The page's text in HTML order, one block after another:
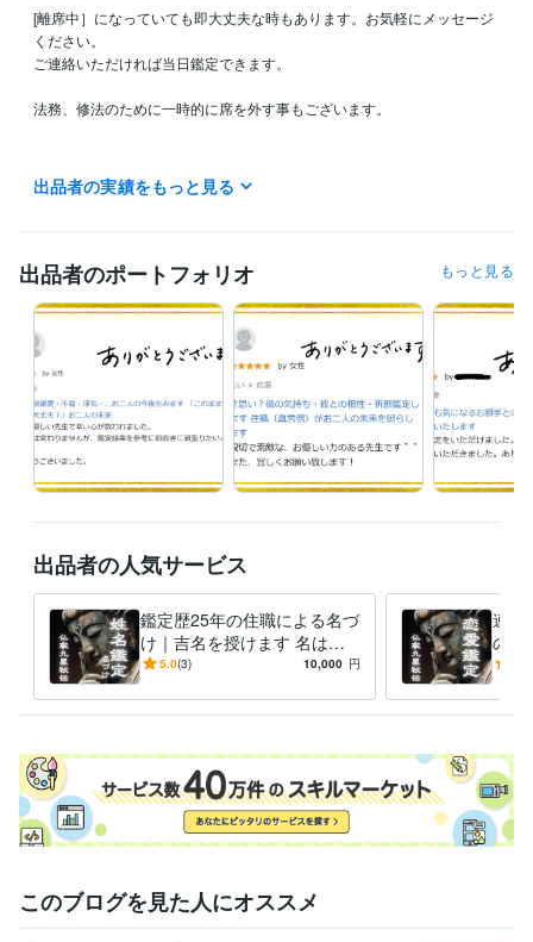
[離席中］になっていても即大丈夫な時もあります。お気軽にメッセージ
ください。
ご連絡いただければ当日鑑定できます。
法務、修法のために一時的に席を外す事もございます。
ーーーーーーーーー
☸ テキスト鑑定☸
御心の深層に響く鑑定を
できる限り
早くお届けできるように
精進しております
24時間以内にお返事いたします
基本的に、真言念誦の後に
テキスト鑑定を修しております
なお、鑑定のお渡しが
深夜になることもあります
夜間は
通知をオフにしてお休みください
ライフスタイル・その他 / 占い師 経験年数 : 25年
ライフスタイル・その他 / その他 経験年数 : 20年
受賞歴
ココナラ初出品 法話会　コロナ前まで15年くらい毎月法話会してま
ました！
レギュラーランク獲得
電話占い初☆５いただきました！
プロンズランク獲得 プラチナランク獲得
出品者の実績をもっと見る
出品者のポートフォリオ もっと見る
出品者の人気サービス
鑑定歴25年の住職による名づ
け｜吉名を授けます 名は体
を表す｜赤ちゃん・会社名・
5.0(3) 10,000 円
連絡
の本
ご関
このブログを見た人にオススメ